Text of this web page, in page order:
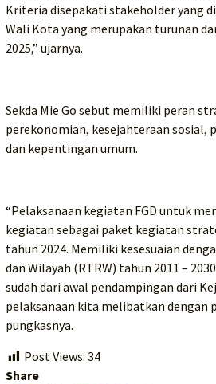
Kriteria disepakati stakeholder yang
Wali Kota yang merupakan turunan
2025,” ujarnya.
Sekda Mie Go sebut memiliki peran
perekonomian, kesejahteraan sosial,
dan kepentingan umum.
“Pelaksanaan kegiatan FGD untuk
kegiatan sebagai paket kegiatan
tahun 2024. Memiliki kesesuaian
dan Wilayah (RTRW) tahun 2011 –
sudah dari awal pendampingan dari
pelaksanaan kita melibatkan dengan
pungkasnya.
Post Views: 34
Share